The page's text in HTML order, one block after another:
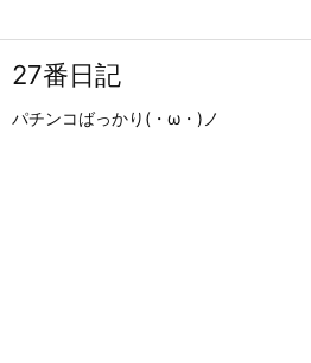
27番日記
パチンコばっかり(・ω・)ノ